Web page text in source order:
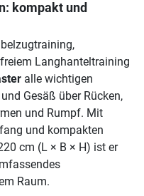
kompakt und
Langhanteltraining
alle wichtigen
Gesäß über Rücken,
und Rumpf. Mit
und kompakten
cm (L × B × H) ist er
Raum.